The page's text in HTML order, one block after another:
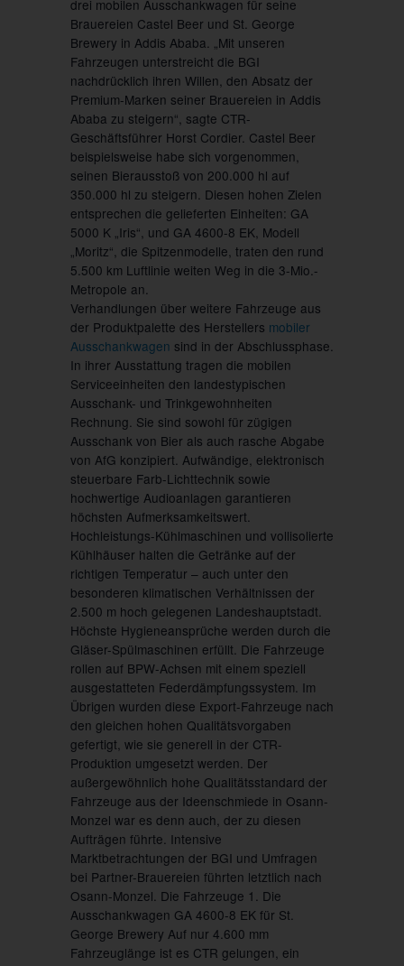
drei mobilen Ausschankwagen für seine
Brauereien Castel Beer und St. George
Brewery in Addis Ababa. „Mit unseren
Fahrzeugen unterstreicht die BGI
nachdrücklich ihren Willen, den Absatz der
Premium-Marken seiner Brauereien in Addis
Ababa zu steigern“, sagte CTR-
Geschäftsführer Horst Cordier. Castel Beer
beispielsweise habe sich vorgenommen,
seinen Bierausstoß von 200.000 hl auf
350.000 hl zu steigern. Diesen hohen Zielen
entsprechen die gelieferten Einheiten: GA
5000 K „Iris“, und GA 4600-8 EK, Modell
„Moritz“, die Spitzenmodelle, traten den rund
5.500 km Luftlinie weiten Weg in die 3-Mio.-
Metropole an.
Verhandlungen über weitere Fahrzeuge aus
der Produktpalette des Herstellers mobiler
Ausschankwagen sind in der Abschlussphase.
In ihrer Ausstattung tragen die mobilen
Serviceeinheiten den landestypischen
Ausschank- und Trinkgewohnheiten
Rechnung. Sie sind sowohl für zügigen
Ausschank von Bier als auch rasche Abgabe
von AfG konzipiert. Aufwändige, elektronisch
steuerbare Farb-Lichttechnik sowie
hochwertige Audioanlagen garantieren
höchsten Aufmerksamkeitswert.
Hochleistungs-Kühlmaschinen und vollisolierte
Kühlhäuser halten die Getränke auf der
richtigen Temperatur – auch unter den
besonderen klimatischen Verhältnissen der
2.500 m hoch gelegenen Landeshauptstadt.
Höchste Hygieneansprüche werden durch die
Gläser-Spülmaschinen erfüllt. Die Fahrzeuge
rollen auf BPW-Achsen mit einem speziell
ausgestatteten Federdämpfungssystem. Im
Übrigen wurden diese Export-Fahrzeuge nach
den gleichen hohen Qualitätsvorgaben
gefertigt, wie sie generell in der CTR-
Produktion umgesetzt werden. Der
außergewöhnlich hohe Qualitätsstandard der
Fahrzeuge aus der Ideenschmiede in Osann-
Monzel war es denn auch, der zu diesen
Aufträgen führte. Intensive
Marktbetrachtungen der BGI und Umfragen
bei Partner-Brauereien führten letztlich nach
Osann-Monzel. Die Fahrzeuge 1 . Die
Ausschankwagen GA 4600-8 EK für St.
George Brewery Auf nur 4.600 mm
Fahrzeuglänge ist es CTR gelungen, ein